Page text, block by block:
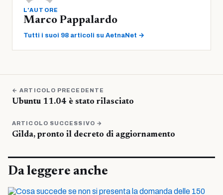
L'AUTORE
Marco Pappalardo
Tutti i suoi 98 articoli su AetnaNet →
← ARTICOLO PRECEDENTE
Ubuntu 11.04 è stato rilasciato
ARTICOLO SUCCESSIVO →
Gilda, pronto il decreto di aggiornamento
Da leggere anche